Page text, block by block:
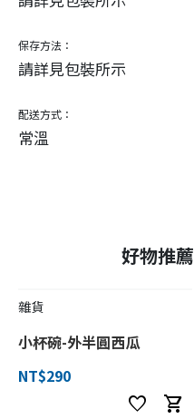
保存方法：
請詳見包裝所示
配送方式：
常溫
好物推
雜貨
小杯碗-外半圓西瓜
NT$290
favorite shopping_cart